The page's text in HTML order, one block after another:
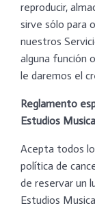
reproducir,
sirve sólo para
nuestros
alguna función
le daremos el
Reglamento
Estudios
Acepta todos
política de
de reservar un
Estudios